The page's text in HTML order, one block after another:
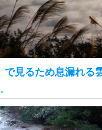
で見るため息漏れる